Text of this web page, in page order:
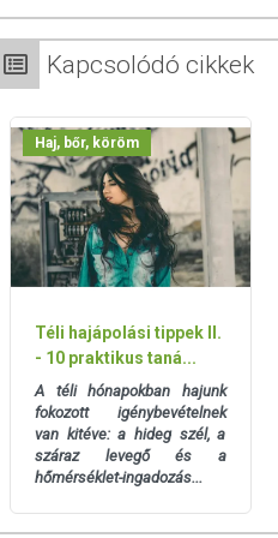
károsodásokat.Hidratálja hajad és
hajápolás 100%-ban növényi
anyagokat.
A Khadi Senna / Cassia hajápoló kúra
erejét és csillogását, de nem akarod
gyönyörű ragyogásért.
HASZNÁLATI UTASÍTÁS
A Senna / Cassiát vagy növényi
hajad, használd a Senna / Cassia
Ezzel optimálisan felkészítheted
növényi hajfestéket.
Keverd el a Khadi Senna / Cassia
Khadi hajolajat is használhatod. Vidd
Használj ecsetet a krém egyenletes
Kapcsolódó cikkek
Haj, bőr, köröm
Téli hajápolási tippek II.
- 10 praktikus taná...
A téli hónapokban hajunk
fokozott igénybevételnek
van kitéve: a hideg szél, a
száraz levegő és a
hőmérséklet-ingadozás...